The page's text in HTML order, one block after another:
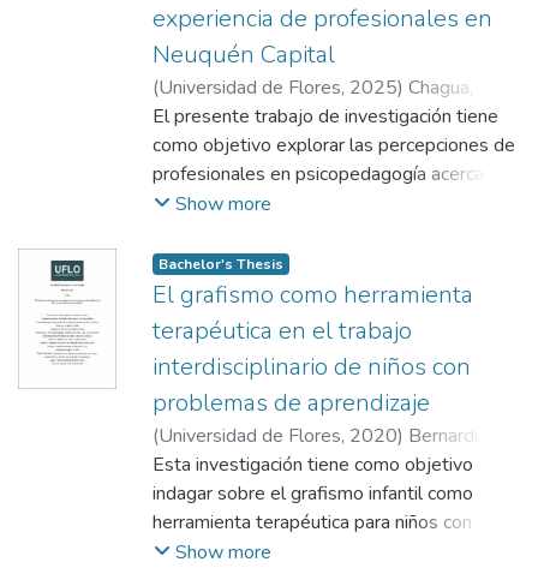
experiencia de profesionales en
Neuquén Capital
(Universidad de Flores, 2025) Chagua,
Florencia Daiana;Asteasuain, María
Florencia
El presente trabajo de investigación tiene
como objetivo explorar las percepciones de
profesionales en psicopedagogía acerca del
uso del dibujo como herramienta en el
clínico. El estudio se enmarca en un enfoque
cualitativo, de tipo descriptivo y fue
desarrollado en la ciudad de Neuquén
capital durante el año 2025. A partir de los
aportes de los/as profesionales en
psicopedagogía, fue posible indagar cómo
se utiliza e interpreta el dibujo en la
evaluación psicopedagógica. Los resultados
evidencian que el dibujo lúdico es valorado
por su potencial expresivo, simbólico y
clínico. Sin embargo, se observó que su uso
Show more
Bachelor's Thesis
El grafismo como herramienta
terapéutica en el trabajo
interdisciplinario de niños con
problemas de aprendizaje
(Universidad de Flores, 2020) Bernardi,
Lucía ;Malfet, Cynthia;Gómez Yepes, Talía
Esta investigación tiene como objetivo
indagar sobre el grafismo infantil como
herramienta terapéutica para niños con
problemas de aprendizaje, desde las
Show more